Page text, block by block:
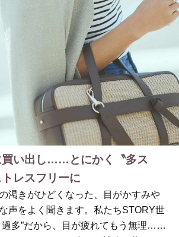
タログ
買い出し……とにかく〝多ス
レスフリーに
渇きがひどくなった、目がかすみや
声をよく聞きます。私たちSTORY世
過多”だから、目が疲れてもう無理……